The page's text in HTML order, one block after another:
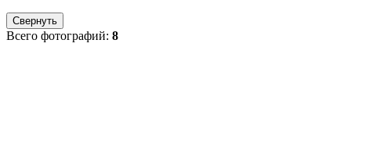
Свернуть
Всего фотографий: 8